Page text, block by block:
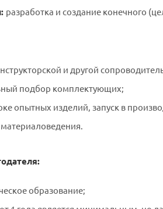
разработка и создание конечного
и другой
подбор комплектующих;
опытных изделий, запуск в
образование;